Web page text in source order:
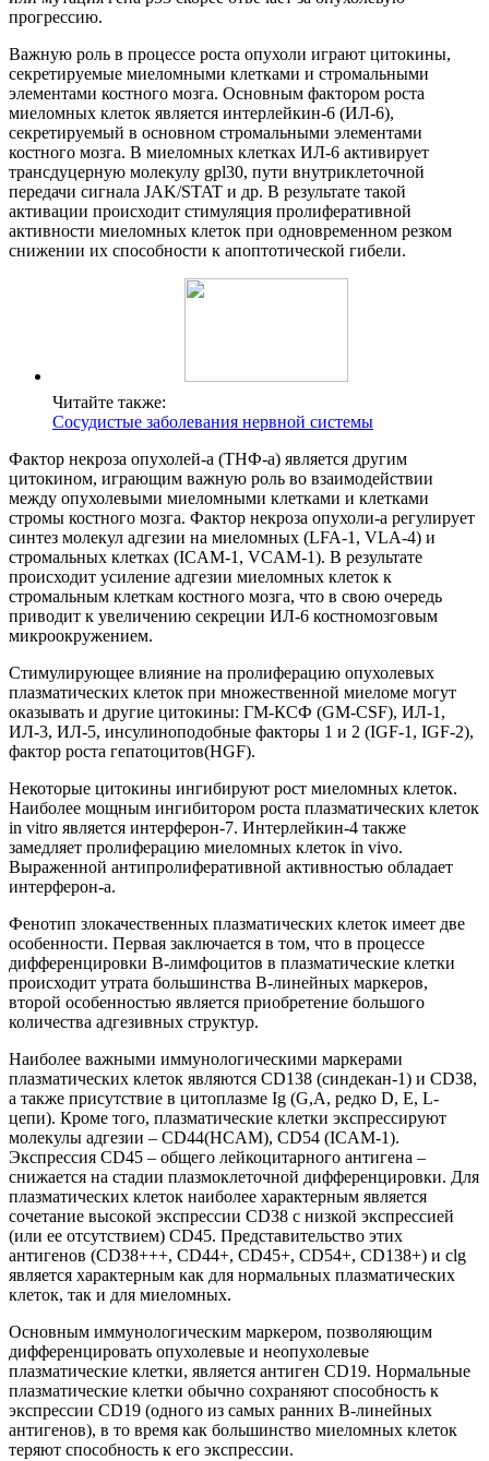
прогрессию.
Важную роль в процессе роста опухоли играют цитокины,
секретируемые миеломными клетками и стромальными
элементами костного мозга. Основным фактором роста
миеломных клеток является интерлейкин-6 (ИЛ-6),
секретируемый в основном стромальными элементами
костного мозга. В миеломных клетках ИЛ-6 активирует
трансдуцерную молекулу gpl30, пути внутриклеточной
передачи сигнала JAK/STAT и др. В результате такой
активации происходит стимуляция пролиферативной
активности миеломных клеток при одновременном резком
снижении их способности к апоптотической гибели.
Читайте также:
Сосудистые заболевания нервной системы
Фактор некроза опухолей-а (ТНФ-а) является другим
цитокином, играющим важную роль во взаимодействии
между опухолевыми миеломными клетками и клетками
стромы костного мозга. Фактор некроза опухоли-а регулирует
синтез молекул адгезии на миеломных (LFA-1, VLA-4) и
стромальных клетках (ICAM-1, VCAM-1). В результате
происходит усиление адгезии миеломных клеток к
стромальным клеткам костного мозга, что в свою очередь
приводит к увеличению секреции ИЛ-6 костномозговым
микроокружением.
Стимулирующее влияние на пролиферацию опухолевых
плазматических клеток при множественной миеломе могут
оказывать и другие цитокины: ГМ-КСФ (GM-CSF), ИЛ-1,
ИЛ-3, ИЛ-5, инсулиноподобные факторы 1 и 2 (IGF-1, IGF-2),
фактор роста гепатоцитов(HGF).
Некоторые цитокины ингибируют рост миеломных клеток.
Наиболее мощным ингибитором роста плазматических клеток
in vitro является интерферон-7. Интерлейкин-4 также
замедляет пролиферацию миеломных клеток in vivo.
Выраженной антипролиферативной активностью обладает
интерферон-а.
Фенотип злокачественных плазматических клеток имеет две
особенности. Первая заключается в том, что в процессе
дифференцировки В-лимфоцитов в плазматические клетки
происходит утрата большинства В-линейных маркеров,
второй особенностью является приобретение большого
количества адгезивных структур.
Наиболее важными иммунологическими маркерами
плазматических клеток являются CD138 (синдекан-1) и CD38,
а также присутствие в цитоплазме Ig (G,A, редко D, Е, L-
цепи). Кроме того, плазматические клетки экспрессируют
молекулы адгезии – CD44(HCAM), CD54 (ICAM-1).
Экспрессия CD45 – общего лейкоцитарного антигена –
снижается на стадии плазмоклеточной дифференцировки. Для
плазматических клеток наиболее характерным является
сочетание высокой экспрессии CD38 с низкой экспрессией
(или ее отсутствием) CD45. Представительство этих
антигенов (CD38+++, CD44+, CD45+, CD54+, CD138+) и clg
является характерным как для нормальных плазматических
клеток, так и для миеломных.
Основным иммунологическим маркером, позволяющим
дифференцировать опухолевые и неопухолевые
плазматические клетки, является антиген CD19. Нормальные
плазматические клетки обычно сохраняют способность к
экспрессии CD19 (одного из самых ранних В-линейных
антигенов), в то время как большинство миеломных клеток
теряют способность к его экспрессии.